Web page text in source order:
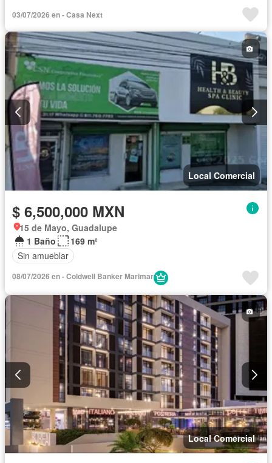
03/07/2026 en - Casa Next
Local Comercial
$ 6,500,000 MXN
15 de Mayo, Guadalupe
1 Baño
169 m²
Sin amueblar
08/07/2026 en - Coldwell Banker Marimar
Local Comercial